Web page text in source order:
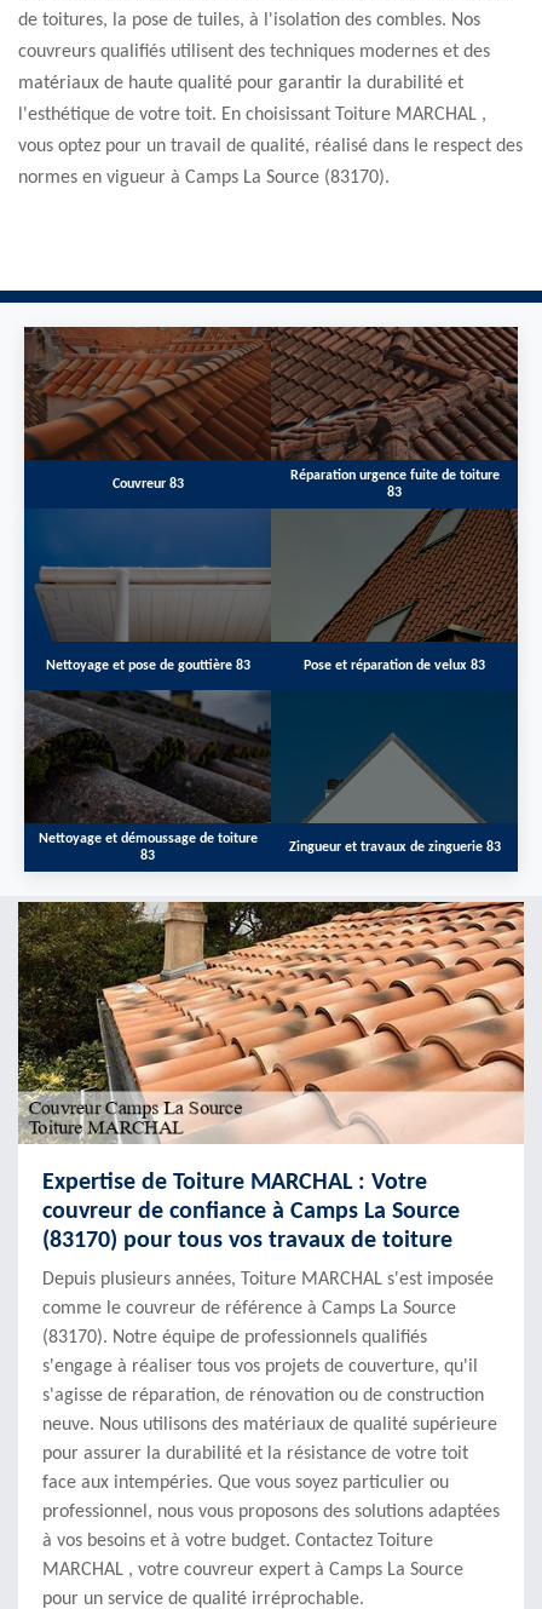
de toitures, la pose de tuiles, à l'isolation des combles. Nos
couvreurs qualifiés utilisent des techniques modernes et des
matériaux de haute qualité pour garantir la durabilité et
l'esthétique de votre toit. En choisissant Toiture MARCHAL ,
vous optez pour un travail de qualité, réalisé dans le respect des
normes en vigueur à Camps La Source (83170).
Couvreur 83
Réparation urgence fuite de toiture
83
Nettoyage et pose de gouttière 83 Pose et réparation de velux 83
Nettoyage et démoussage de toiture
83
Zingueur et travaux de zinguerie 83
Expertise de Toiture MARCHAL : Votre
couvreur de confiance à Camps La Source
(83170) pour tous vos travaux de toiture
Depuis plusieurs années, Toiture MARCHAL s'est imposée
comme le couvreur de référence à Camps La Source
(83170). Notre équipe de professionnels qualifiés
s'engage à réaliser tous vos projets de couverture, qu'il
s'agisse de réparation, de rénovation ou de construction
neuve. Nous utilisons des matériaux de qualité supérieure
pour assurer la durabilité et la résistance de votre toit
face aux intempéries. Que vous soyez particulier ou
professionnel, nous vous proposons des solutions adaptées
à vos besoins et à votre budget. Contactez Toiture
MARCHAL , votre couvreur expert à Camps La Source
pour un service de qualité irréprochable.